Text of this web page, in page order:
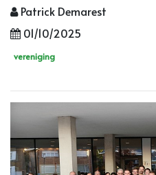
Patrick Demarest
01/10/2025
vereniging